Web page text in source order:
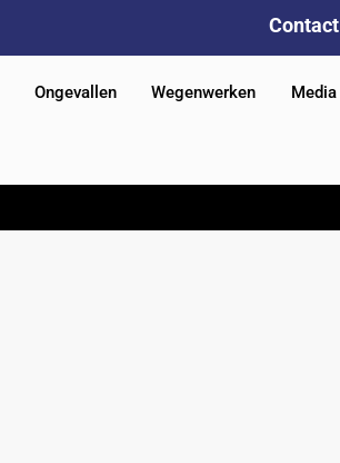
Contact
Ongevallen Wegenwerken Media